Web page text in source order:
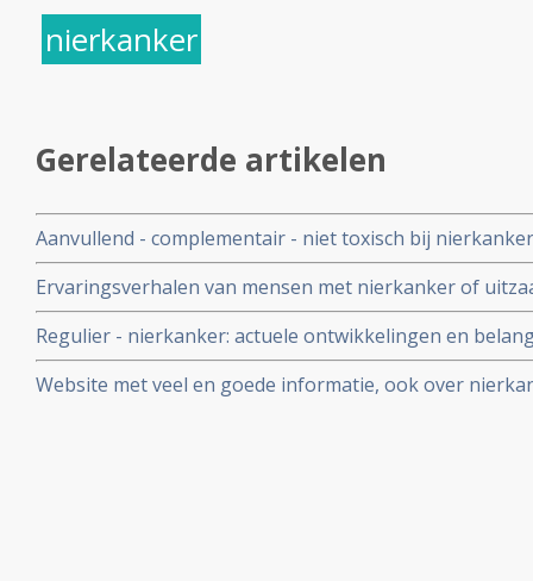
nierkanker
Gerelateerde artikelen
Aanvullend - complementair - niet toxisch bij
Ervaringsverhalen van mensen met nierkanker of
Regulier - nierkanker: actuele ontwikkelingen en
reguliere oncologie: een overzicht
Website met veel en goede informatie, ook over